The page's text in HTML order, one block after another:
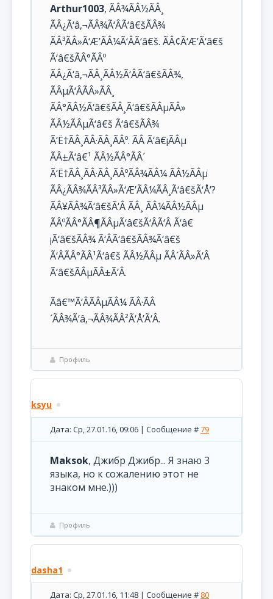
Arthur1003, ÃÂ¾ÃÂ½ÃÂ¸
ÃÂ¿Ã‘â‚¬ÃÂ¾Ã‘ÂÃ‘â€šÃÂ¾
ÃÂ³ÃÂ»Ã‘Æ’ÃÂ¼Ã‘ÂÃ‘â€š. ÃÂ¢Ã‘Æ’Ã‘â€š
Ã‘â€šÃÂ°ÃÂº
ÃÂ¿Ã‘â‚¬ÃÂ¸ÃÂ½Ã‘ÂÃ‘â€šÃÂ¾,
ÃÂµÃ‘ÂÃÂ»ÃÂ¸
ÃÂ°ÃÂ½Ã‘â€šÃÂ¸Ã‘â€šÃÂµÃÂ»
ÃÂ½ÃÂµÃ‘â€š Ã‘â€šÃÂ¾
Ã‘Ë†ÃÂ¸ÃÂ·ÃÂ¸ÃÂº. ÃÂ Ã‘â€¡ÃÂµ
ÃÂ±Ã‘â€¹ ÃÂ½ÃÂ°ÃÂ´
Ã‘Ë†ÃÂ¸ÃÂ·ÃÂ¸ÃÂºÃÂ¾ÃÂ¼ ÃÂ½ÃÂµ
ÃÂ¿ÃÂ¾ÃÂ³ÃÂ»Ã‘Æ’ÃÂ¼ÃÂ¸Ã‘â€šÃ‘Å’?
ÃÂ¥ÃÂ¾Ã‘â€šÃ‘Â ÃÂ¸ ÃÂ¼ÃÂ½ÃÂµ
ÃÂºÃÂ°ÃÂ¶ÃÂµÃ‘â€šÃ‘ÂÃ‘Â Ã‘â€
¡Ã‘â€šÃÂ¾ Ã‘ÂÃ‘â€šÃÂ¾Ã‘â€š
Ã‘ÂÃÂ°ÃÂ¹Ã‘â€š ÃÂ½ÃÂµ ÃÂ´ÃÂ»Ã‘Â
Ã‘â€šÃÂµÃÂ±Ã‘Â.
Ãâ€™Ã‘ÂÃÂµÃÂ¼ ÃÂ·ÃÂ
´ÃÂ¾Ã‘â‚¬ÃÂ¾ÃÂ²Ã‘Å’Ã‘Â.
Профиль
ksyu
Дата: Ср, 27.01.16, 09:06 | Сообщение #79
Maksok, Джибр Джибр... Я знаю 3
языка, но к сожалению этот не
знаком мне.)))
Профиль
dasha1
Дата: Ср, 27.01.16, 11:48 | Сообщение # 80